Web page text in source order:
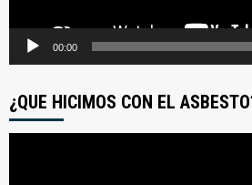
00:00
¿QUE HICIMOS CON EL